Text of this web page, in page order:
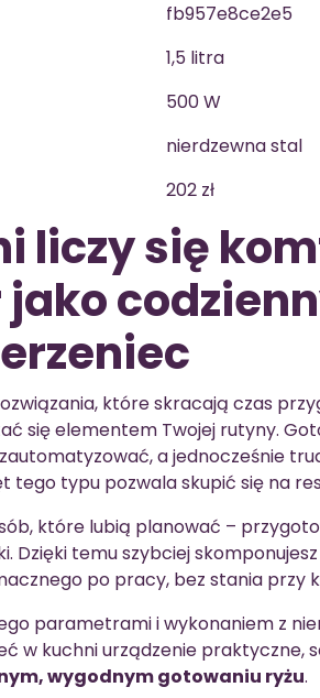
fb957e8ce2e5
1,5 litra
500 W
nierdzewna stal
202 zł
liczy się
które skracają czas
się elementem Twojej rutyny.
a jednocześnie
tego typu pozwala skupić się na
które lubią planować –
Dzięki temu szybciej
po pracy, bez stania przy
jego parametrami i wykonaniem z
w kuchni urządzenie praktyczne,
wygodnym gotowaniu ryżu.